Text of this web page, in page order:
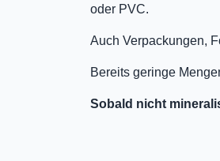
oder PVC.
Auch Verpackungen,
Bereits geringe
Sobald nicht